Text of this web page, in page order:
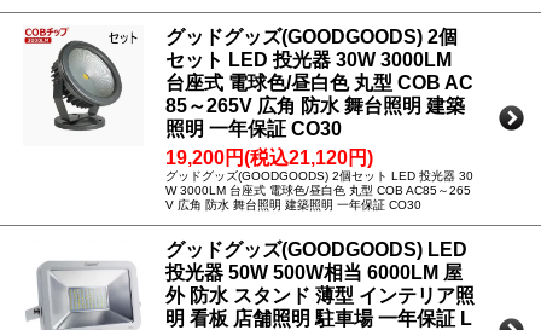
グッドグッズ(GOODGOODS) 2個
セット LED 投光器 30W 3000LM
台座式 電球色/昼白色 丸型 COB AC
85～265V 広角 防水 舞台照明 建築
照明 一年保証 CO30
19,200円(税込21,120円)
グッドグッズ(GOODGOODS) 2個セット LED 投光器 30
W 3000LM 台座式 電球色/昼白色 丸型 COB AC85～265
V 広角 防水 舞台照明 建築照明 一年保証 CO30
グッドグッズ(GOODGOODS) LED
投光器 50W 500W相当 6000LM 屋
外 防水 スタンド 薄型 インテリア照
明 看板 店舗照明 駐車場 一年保証 L